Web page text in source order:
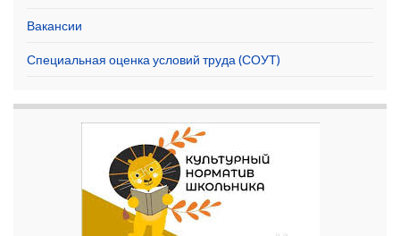
Вакансии
Специальная оценка условий труда (СОУТ)